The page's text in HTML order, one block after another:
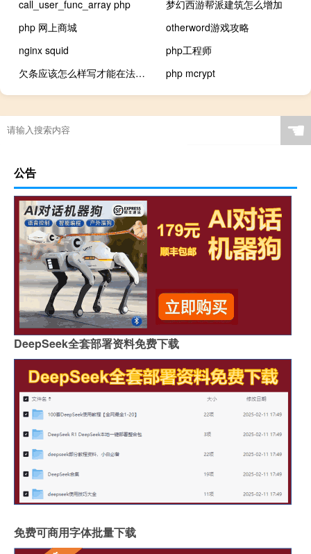
call_user_func_array php
梦幻西游帮派建筑怎么增加
php 网上商城
otherword游戏攻略
nginx squid
php工程师
欠条应该怎么样写才能在法律上生效
php mcrypt
☚
公告
DeepSeek全套部署资料免费下载
免费可商用字体批量下载